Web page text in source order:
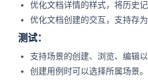
优化文档详情的样式，将历史
优化文档创建的交互，支持存为
测试：
支持场景的创建、浏览、编辑以
创建用例时可以选择所属场景。